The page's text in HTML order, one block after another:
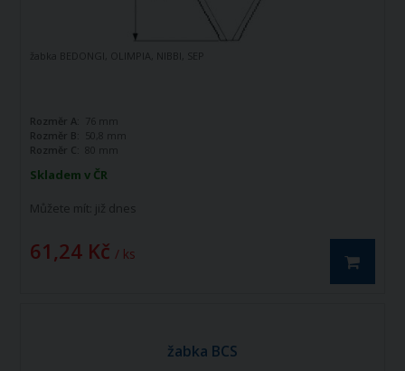
Skladem v ČR
Můžete mít: již dnes
61,24 Kč / ks
žabka BEDONGI, OLIMPIA, NIBBI, SEP
Rozměr A:
76 mm
Rozměr B:
50,8 mm
Rozměr C:
80 mm
žabka BCS